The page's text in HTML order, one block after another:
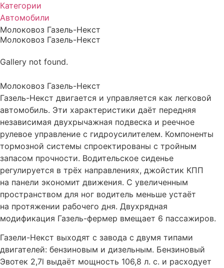
Категории
Автомобили
Молоковоз Газель-Некст
Молоковоз Газель-Некст
Gallery not found.
Молоковоз Газель-Некст
Газель-Некст двигается и управляется как легковой
автомобиль. Эти характеристики даёт передняя
независимая двухрычажная подвеска и реечное
рулевое управление с гидроусилителем. Компоненты
тормозной системы спроектированы с тройным
запасом прочности. Водительское сиденье
регулируется в трёх направлениях, джойстик КПП
на панели экономит движения. С увеличенным
пространством для ног водитель меньше устаёт
на протяжении рабочего дня. Двухрядная
модификация Газель-фермер вмещает 6 пассажиров.
Газели-Некст выходят с завода с двумя типами
двигателей: бензиновым и дизельным. Бензиновый
Эвотек 2,7l выдаёт мощность 106,8 л. с. и расходует